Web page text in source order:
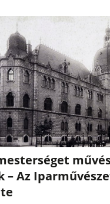
– Az